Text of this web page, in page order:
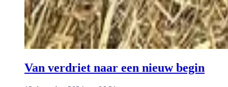
Van verdriet naar een nieuw begin